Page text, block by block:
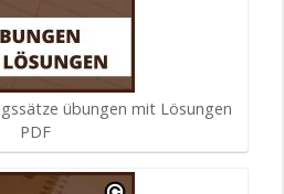
übungen mit Lösungen
PDF